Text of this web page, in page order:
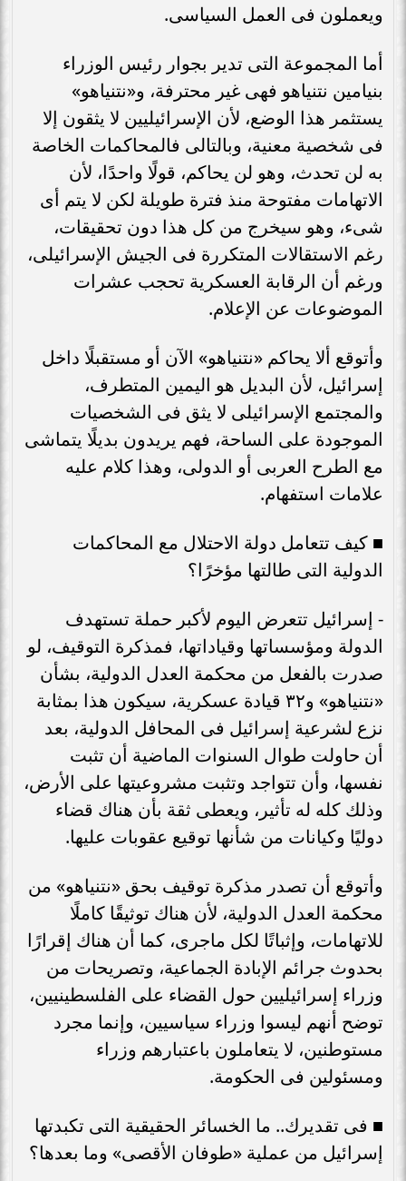
ويعملون فى العمل السياسى.
أما المجموعة التى تدير بجوار رئيس الوزراء
بنيامين نتنياهو فهى غير محترفة، و«نتنياهو»
يستثمر هذا الوضع، لأن الإسرائيليين لا يثقون إلا
فى شخصية معنية، وبالتالى فالمحاكمات الخاصة
به لن تحدث، وهو لن يحاكم، قولًا واحدًا، لأن
الاتهامات مفتوحة منذ فترة طويلة لكن لا يتم أى
شىء، وهو سيخرج من كل هذا دون تحقيقات،
رغم الاستقالات المتكررة فى الجيش الإسرائيلى،
ورغم أن الرقابة العسكرية تحجب عشرات
الموضوعات عن الإعلام.
وأتوقع ألا يحاكم «نتنياهو» الآن أو مستقبلًا داخل
إسرائيل، لأن البديل هو اليمين المتطرف،
والمجتمع الإسرائيلى لا يثق فى الشخصيات
الموجودة على الساحة، فهم يريدون بديلًا يتماشى
مع الطرح العربى أو الدولى، وهذا كلام عليه
علامات استفهام.
■ كيف تتعامل دولة الاحتلال مع المحاكمات
الدولية التى طالتها مؤخرًا؟
- إسرائيل تتعرض اليوم لأكبر حملة تستهدف
الدولة ومؤسساتها وقياداتها، فمذكرة التوقيف، لو
صدرت بالفعل من محكمة العدل الدولية، بشأن
«نتنياهو» و٣٢ قيادة عسكرية، سيكون هذا بمثابة
نزع لشرعية إسرائيل فى المحافل الدولية، بعد
أن حاولت طوال السنوات الماضية أن تثبت
نفسها، وأن تتواجد وتثبت مشروعيتها على الأرض،
وذلك كله له تأثير، ويعطى ثقة بأن هناك قضاء
دوليًا وكيانات من شأنها توقيع عقوبات عليها.
وأتوقع أن تصدر مذكرة توقيف بحق «نتنياهو» من
محكمة العدل الدولية، لأن هناك توثيقًا كاملًا
للاتهامات، وإثباتًا لكل ماجرى، كما أن هناك إقرارًا
بحدوث جرائم الإبادة الجماعية، وتصريحات من
وزراء إسرائيليين حول القضاء على الفلسطينيين،
توضح أنهم ليسوا وزراء سياسيين، وإنما مجرد
مستوطنين، لا يتعاملون باعتبارهم وزراء
ومسئولين فى الحكومة.
■ فى تقديرك.. ما الخسائر الحقيقية التى تكبدتها
إسرائيل من عملية «طوفان الأقصى» وما بعدها؟